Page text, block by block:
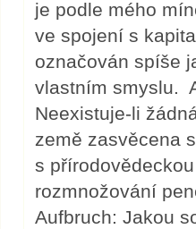
je podle mého
ve spojení s
označován spíše
vlastním smyslu.
Neexistuje-li
země zasvěcena
s
rozmnožování
Aufbruch: Jakou